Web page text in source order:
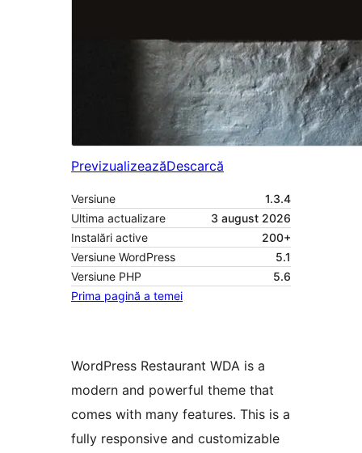
PrevizualizeazăDescarcă
Versiune
1.3.4
Ultima actualizare
3 august 2026
Instalări active
200+
Versiune WordPress
5.1
Versiune PHP
5.6
Prima pagină a temei
WordPress Restaurant WDA is a
modern and powerful theme that
comes with many features. This is a
fully responsive and customizable